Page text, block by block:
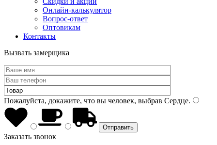
Онлайн-калькулятор
Вопрос-ответ
Оптовикам
Контакты
Вызвать замерщика
Пожалуйста, докажите, что вы человек, выбрав Сердце.
Заказать звонок